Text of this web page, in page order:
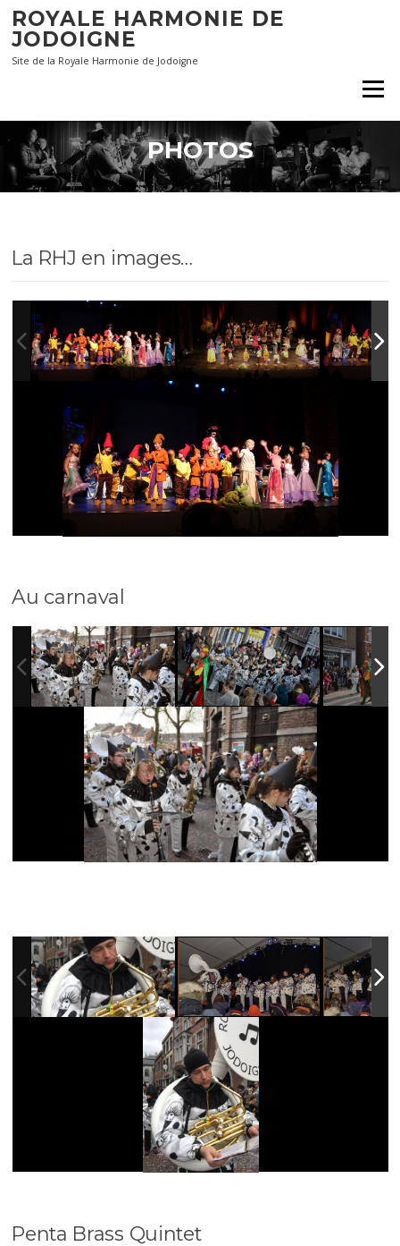
Aller
au
contenu
ROYALE HARMONIE DE
JODOIGNE
Site de la Royale Harmonie de Jodoigne
Menu
PHOTOS
La RHJ en images…
Au carnaval
Penta Brass Quintet